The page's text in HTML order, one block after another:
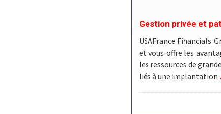
Gestion privée et
USAFrance Financials
et vous offre les
les ressources de
liés à une implantation